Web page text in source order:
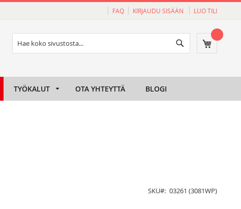
FAQ KIRJAUDU SISÄÄN LUO TILI
Ostoskori
Haku
TYÖKALUT OTA YHTEYTTÄ BLOGI
SKU 03261 (3081WP)